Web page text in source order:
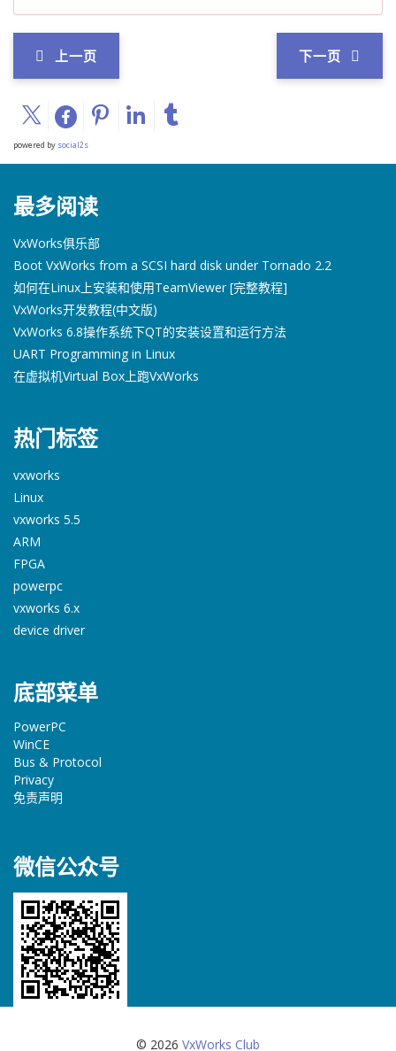
上一页 下一页
powered by social2s
最多阅读
VxWorks俱乐部
Boot VxWorks from a SCSI hard disk under Tornado 2.2
如何在Linux上安装和使用TeamViewer [完整教程]
VxWorks开发教程(中文版)
VxWorks 6.8操作系统下QT的安装设置和运行方法
UART Programming in Linux
在虚拟机Virtual Box上跑VxWorks
热门标签
vxworks
Linux
vxworks 5.5
ARM
FPGA
powerpc
vxworks 6.x
device driver
底部菜单
PowerPC
WinCE
Bus & Protocol
Privacy
免责声明
微信公众号
© 2026 VxWorks Club